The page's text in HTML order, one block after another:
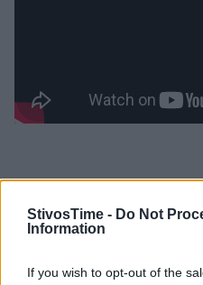
StivosTime - Do Not
Information
If you wish to opt-out of the